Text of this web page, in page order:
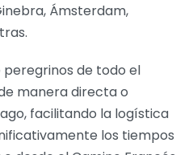
Ámsterdam,
de todo el
manera directa o
facilitando la logística
los tiempos